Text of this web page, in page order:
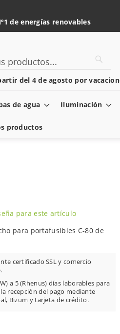
de energías renovables
del 4 de agosto por
de agua Iluminación
productos
para este artículo
para portafusibles C-80 de
certificado SSL y comercio
a 5 (Rhenus) días laborables para
recepción del pago mediante
Bizum y tarjeta de crédito.